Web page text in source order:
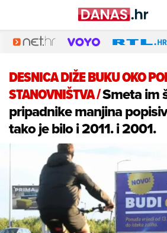
DESNICA DIŽE BUKU OKO
STANOVNIŠTVA/Smeta im
pripadnike manjina
tako je bilo i 2011. i 2001.